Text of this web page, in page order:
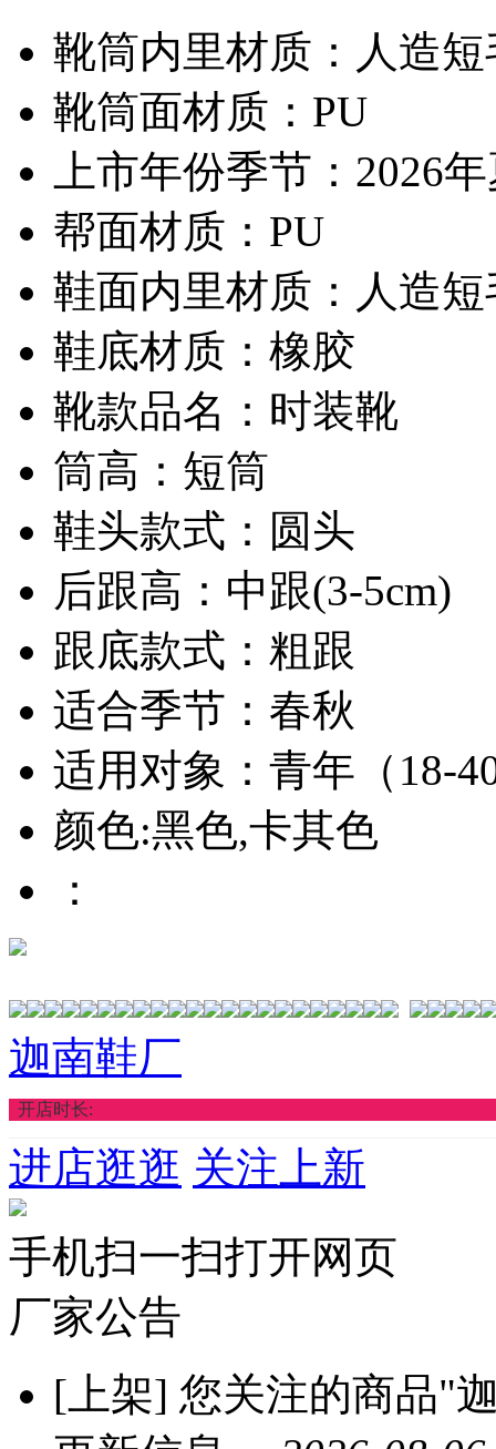
靴筒内里材质：人造短
靴筒面材质：PU
上市年份季节：2026
帮面材质：PU
鞋面内里材质：人造短
鞋底材质：橡胶
靴款品名：时装靴
筒高：短筒
鞋头款式：圆头
后跟高：中跟(3-5cm)
跟底款式：粗跟
适合季节：春秋
适用对象：青年（18-
颜色:黑色,卡其色
：
迦南鞋厂
开店时长:
进店逛逛 关注上新
手机扫一扫打开网页
厂家公告
[上架] 您关注的商品"